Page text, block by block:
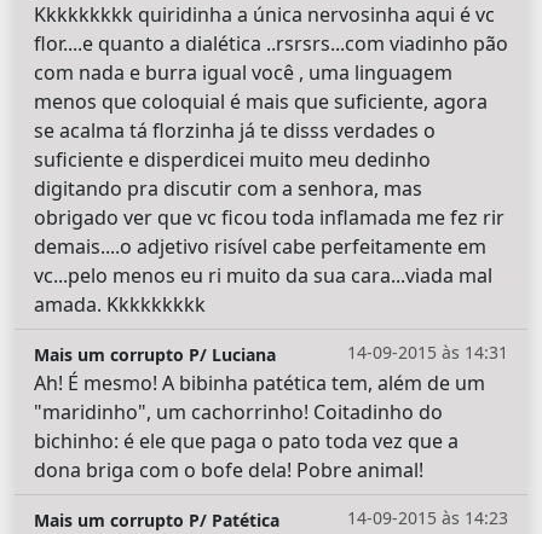
Kkkkkkkkk quiridinha a única nervosinha aqui é vc
flor....e quanto a dialética ..rsrsrs...com viadinho pão
com nada e burra igual você , uma linguagem
menos que coloquial é mais que suficiente, agora
se acalma tá florzinha já te disss verdades o
suficiente e disperdicei muito meu dedinho
digitando pra discutir com a senhora, mas
obrigado ver que vc ficou toda inflamada me fez rir
demais....o adjetivo risível cabe perfeitamente em
vc...pelo menos eu ri muito da sua cara...viada mal
amada. Kkkkkkkkk
14-09-2015 às 14:31
Mais um corrupto P/ Luciana
Ah! É mesmo! A bibinha patética tem, além de um
"maridinho", um cachorrinho! Coitadinho do
bichinho: é ele que paga o pato toda vez que a
dona briga com o bofe dela! Pobre animal!
14-09-2015 às 14:23
Mais um corrupto P/ Patética